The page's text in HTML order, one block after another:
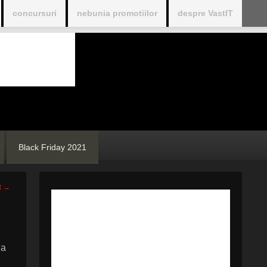
concursuri nebunia promotiilor despre VastIT
Black Friday 2021
→